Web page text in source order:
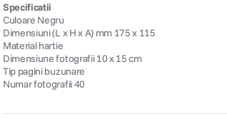
Specificatii
Culoare Negru
Dimensiuni (L x H x A) mm 175 x 115
Material hartie
Dimensiune fotografii 10 x 15 cm
Tip pagini buzunare
Numar fotografii 40